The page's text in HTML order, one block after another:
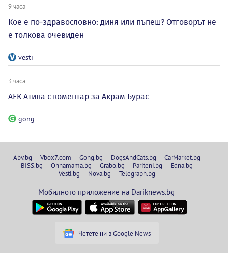
9 часа
Кое е по-здравословно: диня или пъпеш? Отговорът не
е толкова очевиден
vesti
3 часа
АЕК Атина с коментар за Акрам Бурас
gong
Abv.bg Vbox7.com Gong.bg DogsAndCats.bg
CarMarket.bg
BISS.bg
Ohnamama.bg Grabo.bg Pariteni.bg
Edna.bg
Vesti.bg
Nova.bg Telegraph.bg
Мобилното приложение на Dariknews.bg
Четете ни в Google News